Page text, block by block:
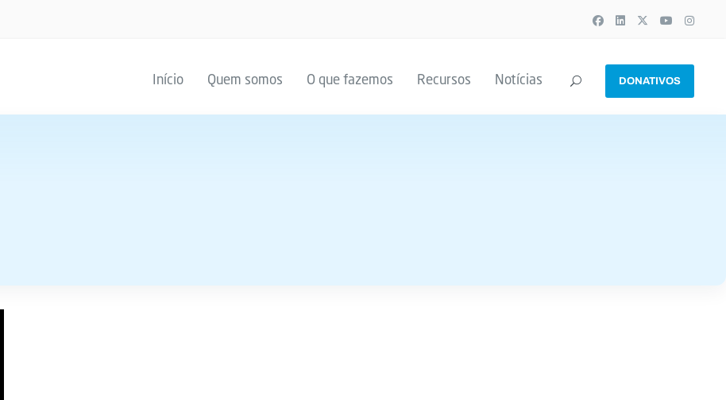
Início Quem somos O que fazemos Recursos Notícias DONATIVOS